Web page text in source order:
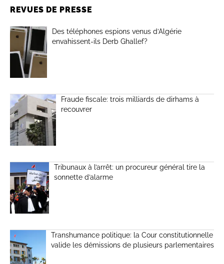
REVUES DE PRESSE
Des téléphones espions venus d’Algérie
envahissent-ils Derb Ghallef?
Fraude fiscale: trois milliards de dirhams à
recouvrer
Tribunaux à l’arrêt: un procureur général tire la
sonnette d’alarme
Transhumance politique: la Cour constitutionnelle
valide les démissions de plusieurs parlementaires